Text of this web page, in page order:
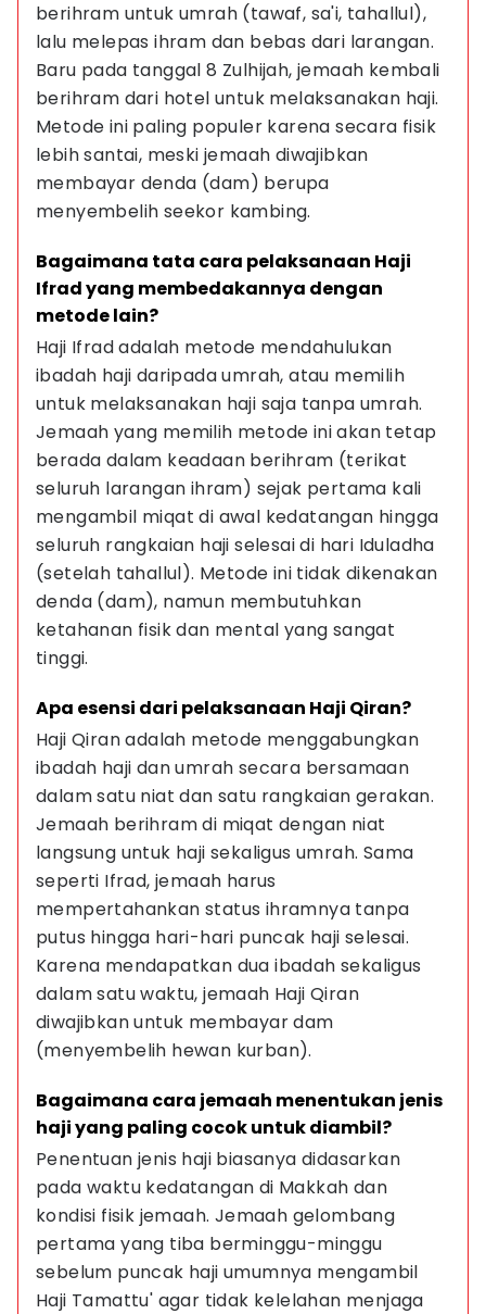
berihram untuk umrah (tawaf, sa'i, tahallul),
lalu melepas ihram dan bebas dari larangan.
Baru pada tanggal 8 Zulhijah, jemaah kembali
berihram dari hotel untuk melaksanakan haji.
Metode ini paling populer karena secara fisik
lebih santai, meski jemaah diwajibkan
membayar denda (dam) berupa
menyembelih seekor kambing.
Bagaimana tata cara pelaksanaan Haji
Ifrad yang membedakannya dengan
metode lain?
Haji Ifrad adalah metode mendahulukan
ibadah haji daripada umrah, atau memilih
untuk melaksanakan haji saja tanpa umrah.
Jemaah yang memilih metode ini akan tetap
berada dalam keadaan berihram (terikat
seluruh larangan ihram) sejak pertama kali
mengambil miqat di awal kedatangan hingga
seluruh rangkaian haji selesai di hari Iduladha
(setelah tahallul). Metode ini tidak dikenakan
denda (dam), namun membutuhkan
ketahanan fisik dan mental yang sangat
tinggi.
Apa esensi dari pelaksanaan Haji Qiran?
Haji Qiran adalah metode menggabungkan
ibadah haji dan umrah secara bersamaan
dalam satu niat dan satu rangkaian gerakan.
Jemaah berihram di miqat dengan niat
langsung untuk haji sekaligus umrah. Sama
seperti Ifrad, jemaah harus
mempertahankan status ihramnya tanpa
putus hingga hari-hari puncak haji selesai.
Karena mendapatkan dua ibadah sekaligus
dalam satu waktu, jemaah Haji Qiran
diwajibkan untuk membayar dam
(menyembelih hewan kurban).
Bagaimana cara jemaah menentukan jenis
haji yang paling cocok untuk diambil?
Penentuan jenis haji biasanya didasarkan
pada waktu kedatangan di Makkah dan
kondisi fisik jemaah. Jemaah gelombang
pertama yang tiba berminggu-minggu
sebelum puncak haji umumnya mengambil
Haji Tamattu' agar tidak kelelahan menjaga